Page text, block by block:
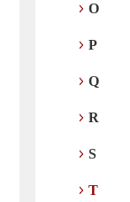
O
P
Q
R
S
T